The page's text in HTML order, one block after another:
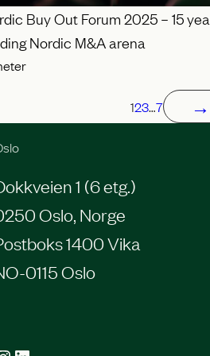
Buy Out Forum 2025 – 15
Nordic M&A arena
123…7 →
1 (6 etg.)
Oslo, Norge
1400 Vika
0115 Oslo